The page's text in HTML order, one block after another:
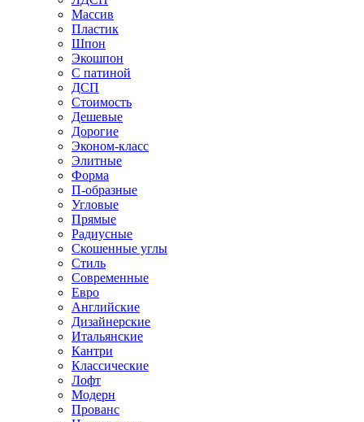
Массив
Пластик
Шпон
Экошпон
С патиной
ДСП
Стоимость
Дешевые
Дорогие
Эконом-класс
Элитные
Форма
П-образные
Угловые
Прямые
Радиусные
Скошенные углы
Стиль
Современные
Евро
Английские
Дизайнерские
Итальянские
Кантри
Классические
Лофт
Модерн
Прованс